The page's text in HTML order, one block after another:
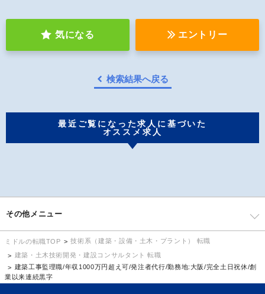
気になる エントリー
検索結果へ戻る
最近ご覧になった求人に基づいた
オススメ求人
その他メニュー
ミドルの転職TOP
技術系（建築・設備・土木・プラント） 転職
建築・土木技術開発・建設コンサルタント 転職
建築工事監理職/年収1000万円超え可/発注者代行/勤務地:大阪/完全土日祝休/創
業以来連続黒字